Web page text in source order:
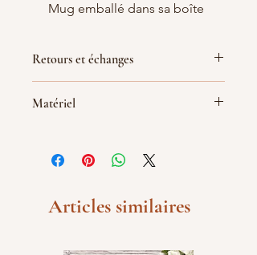
Mug emballé dans sa boîte
Retours et échanges
Mais n'hésitez pas à me contacter en
Matériel
Hauteur : 95 mm, Ø 82 mm,
Diamètre : 80 mm
Ce mug bénéficie d'un traitement
premium et vous pouvez le passer
Personnalisé avec soin par Atelier
Articles similaires